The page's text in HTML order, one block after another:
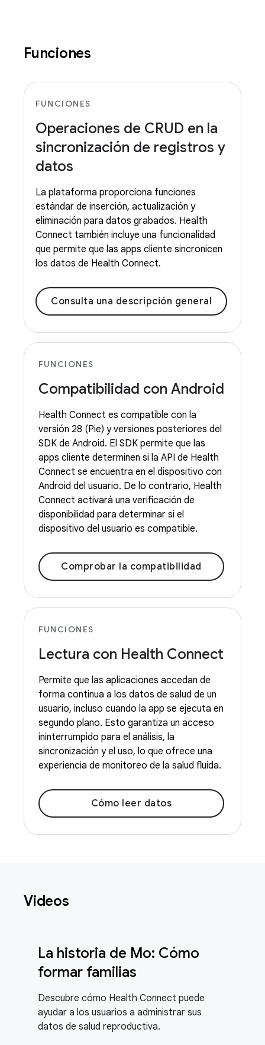
Funciones
FUNCIONES
Operaciones de CRUD en la
sincronización de registros y
datos
La plataforma proporciona funciones
estándar de inserción, actualización y
eliminación para datos grabados. Health
Connect también incluye una funcionalidad
que permite que las apps cliente sincronicen
los datos de Health Connect.
Consulta una descripción general
FUNCIONES
Compatibilidad con Android
Health Connect es compatible con la
versión 28 (Pie) y versiones posteriores del
SDK de Android. El SDK permite que las
apps cliente determinen si la API de Health
Connect se encuentra en el dispositivo con
Android del usuario. De lo contrario, Health
Connect activará una verificación de
disponibilidad para determinar si el
dispositivo del usuario es compatible.
Comprobar la compatibilidad
FUNCIONES
Lectura con Health Connect
Permite que las aplicaciones accedan de
forma continua a los datos de salud de un
usuario, incluso cuando la app se ejecuta en
segundo plano. Esto garantiza un acceso
ininterrumpido para el análisis, la
sincronización y el uso, lo que ofrece una
experiencia de monitoreo de la salud fluida.
Cómo leer datos
Videos
La historia de Mo: Cómo
formar familias
Descubre cómo Health Connect puede
ayudar a los usuarios a administrar sus
datos de salud reproductiva.